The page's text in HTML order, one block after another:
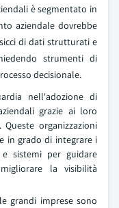
è segmentato in
aziendale dovrebbe
di dati strutturati e
strumenti di
decisionale.
nell'adozione di
grazie ai loro
organizzazioni
in grado di integrare i
sistemi per guidare
la visibilità
grandi imprese sono